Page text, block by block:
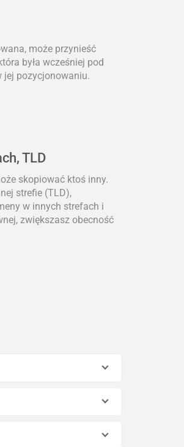
może przynieść
była wcześniej pod
jej pozycjonowaniu.
TLD
skopiować ktoś inny.
strefie (TLD),
w innych strefach i
zwiększasz obecność